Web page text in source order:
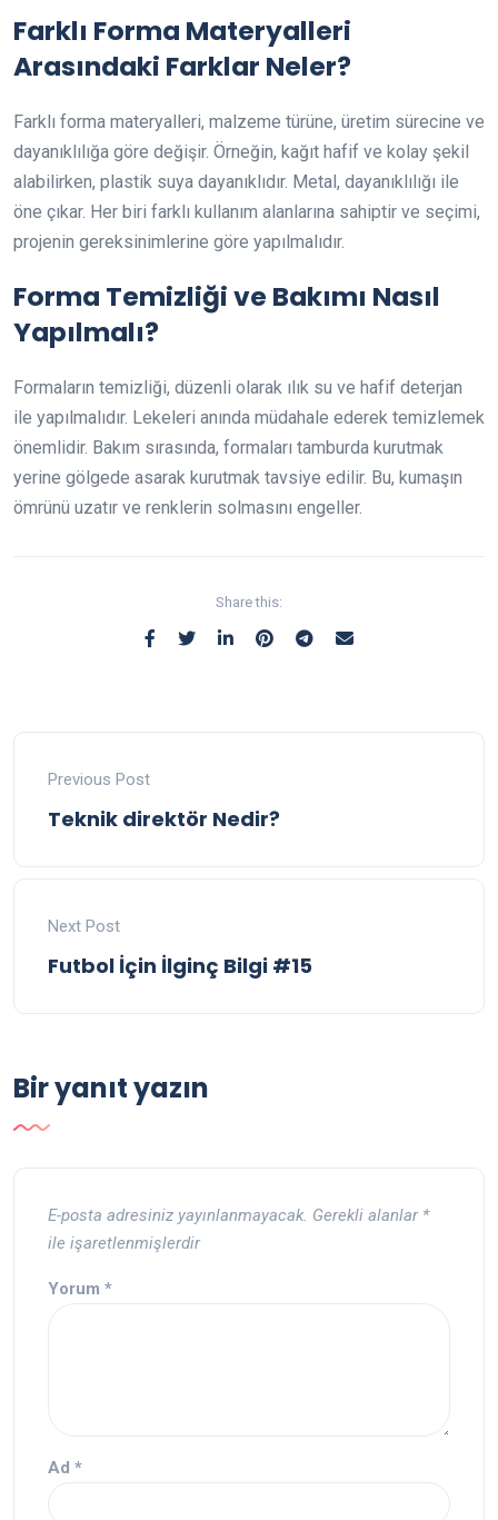
Farklı Forma Materyalleri
Arasındaki Farklar Neler?
Farklı forma materyalleri, malzeme türüne, üretim sürecine ve
dayanıklılığa göre değişir. Örneğin, kağıt hafif ve kolay şekil
alabilirken, plastik suya dayanıklıdır. Metal, dayanıklılığı ile
öne çıkar. Her biri farklı kullanım alanlarına sahiptir ve seçimi,
projenin gereksinimlerine göre yapılmalıdır.
Forma Temizliği ve Bakımı Nasıl
Yapılmalı?
Formaların temizliği, düzenli olarak ılık su ve hafif deterjan
ile yapılmalıdır. Lekeleri anında müdahale ederek temizlemek
önemlidir. Bakım sırasında, formaları tamburda kurutmak
yerine gölgede asarak kurutmak tavsiye edilir. Bu, kumaşın
ömrünü uzatır ve renklerin solmasını engeller.
Share this:
Previous Post
Teknik direktör Nedir?
Next Post
Futbol İçin İlginç Bilgi #15
Bir yanıt yazın
E-posta adresiniz yayınlanmayacak. Gerekli alanlar *
ile işaretlenmişlerdir
Yorum *
Ad *